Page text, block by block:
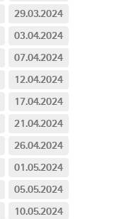
29.03.2024
03.04.2024
07.04.2024
12.04.2024
17.04.2024
21.04.2024
26.04.2024
01.05.2024
05.05.2024
10.05.2024